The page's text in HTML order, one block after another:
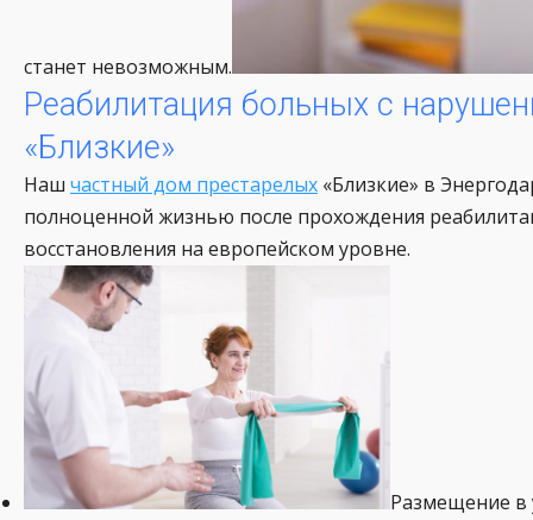
станет невозможным.
Реабилитация больных с
«Близкие»
Наш частный дом престарелых «Близкие» в
полноценной жизнью после прохождения
восстановления на европейском уровне.
Размещение в